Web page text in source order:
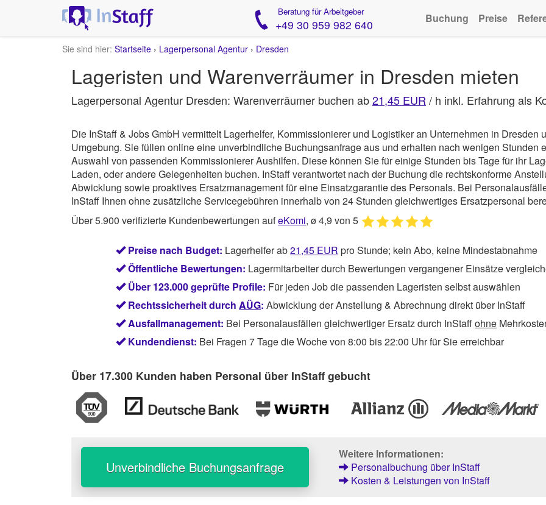
Beratung für Arbeitgeber
+49 30 959 982 640 Buchung Preise
Sie sind hier: Startseite › Lagerpersonal Agentur › Dresden
Lageristen und Warenverräumer in Dresden mieten
Lagerpersonal Agentur Dresden: Warenverräumer buchen ab21,45 EUR / h inkl. Erfahrung als
Die InStaff & Jobs GmbH vermittelt Lagerhelfer, Kommissionierer und Logistiker an Unternehmen in Dresden
Umgebung. Sie füllen online eine unverbindliche Buchungsanfrage aus und erhalten nach wenigen Stunden
Auswahl von passenden Kommissionierer Aushilfen. Diese können Sie für einige Stunden bis Tage für ihr
Laden, oder andere Gelegenheiten buchen. InStaffverantwortet nach der Buchung die rechtskonforme
Abwicklung sowie proaktives Ersatzmanagement für eine Einsatzgarantie des Personals. Bei
InStaff Ihnen ohne zusätzliche Servicegebühren innerhalb von 24 Stunden gleichwertiges Ersatzpersonal
Über 5.900 verifizierte Kundenbewertungen aufeKomi, ø 4,9 von 5
Preise nach Budget: Lagerhelfer ab21,45 EUR pro Stunde; kein Abo, keine Mindestabnahme
Öffentliche Bewertungen: Lagermitarbeiter durch Bewertungen vergangener Einsätze
Über 123.000 geprüfte Profile: Für jeden Job die passenden Lageristen selbst auswählen
Rechtssicherheit durchAÜG: Abwicklung der Anstellung & Abrechnung direkt über InStaff
Ausfallmanagement: Bei Personalausfällen gleichwertiger Ersatz durch InStaffohne
Kundendienst: Bei Fragen 7 Tage die Woche von 8:00 bis 22:00 Uhr für Sie erreichbar
Über 17.300 Kunden haben Personal über InStaff gebucht
Unverbindliche Buchungsanfrage
Weitere Informationen:
Personalbuchung über InStaff
Kosten & Leistungen von InStaff